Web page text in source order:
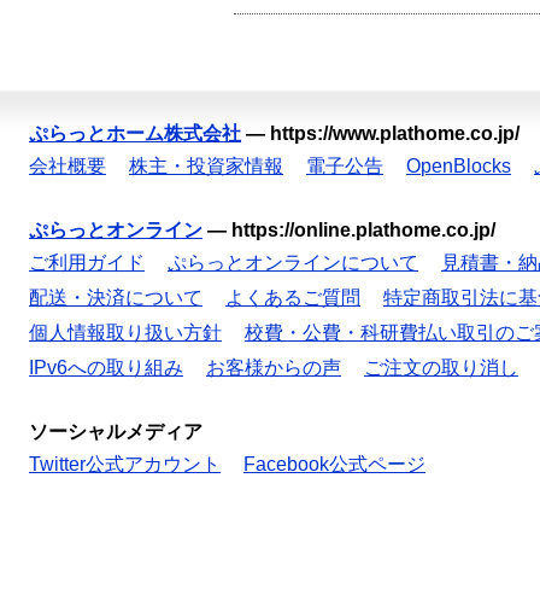
ぷらっとホーム株式会社 — https://www.plathome.co.jp/
会社概要
株主・投資家情報 電子公告 OpenBlocks
ぷらっとオンライン — https://online.plathome.co.jp/
ご利用ガイド
ぷらっとオンラインについて
見積書・
配送・決済について
よくあるご質問
特定商取引法に
個人情報取り扱い方針
校費・公費・科研費払い取引のご
IPv6への取り組み
お客様からの声 ご注文の取り消し
ソーシャルメディア
Twitter公式アカウント
Facebook公式ページ